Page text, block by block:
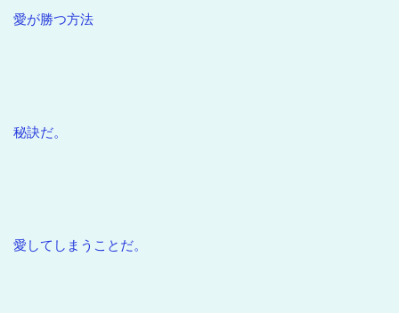
愛が勝つ方法
秘訣だ。
愛してしまうことだ。